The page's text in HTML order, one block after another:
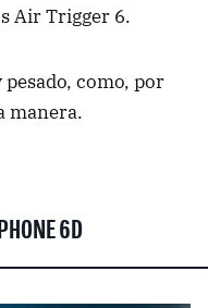
Air Trigger 6.
como, por
manera.
6D